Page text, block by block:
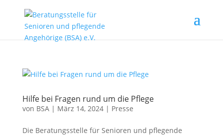
Hilfe bei Fragen rund um die Pflege
von BSA| März 14, 2024| Presse
Die Beratungsstelle für Senioren und pflegende